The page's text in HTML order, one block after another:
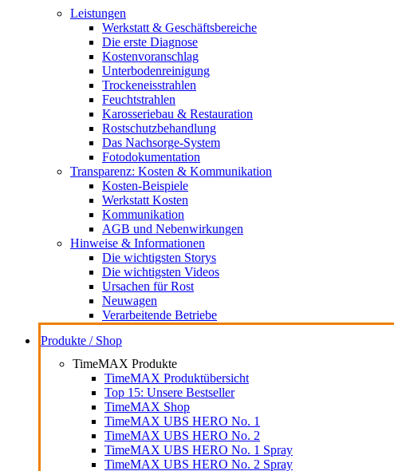
Leistungen
Werkstatt & Geschäftsbereiche
Die erste Diagnose
Kostenvoranschlag
Unterbodenreinigung
Trockeneisstrahlen
Feuchtstrahlen
Karosseriebau & Restauration
Rostschutzbehandlung
Das Nachsorge-System
Fotodokumentation
Transparenz: Kosten & Kommunikation
Kosten-Beispiele
Werkstatt Kosten
Kommunikation
AGB und Nebenwirkungen
Hinweise & Informationen
Die wichtigsten Storys
Die wichtigsten Videos
Ursachen für Rost
Neuwagen
Verarbeitende Betriebe
Produkte / Shop
TimeMAX Produkte
TimeMAX Produktübersicht
Top 15: Unsere Bestseller
TimeMAX Shop
TimeMAX UBS HERO No. 1
TimeMAX UBS HERO No. 2
TimeMAX UBS HERO No. 1 Spray
TimeMAX UBS HERO No. 2 Spray